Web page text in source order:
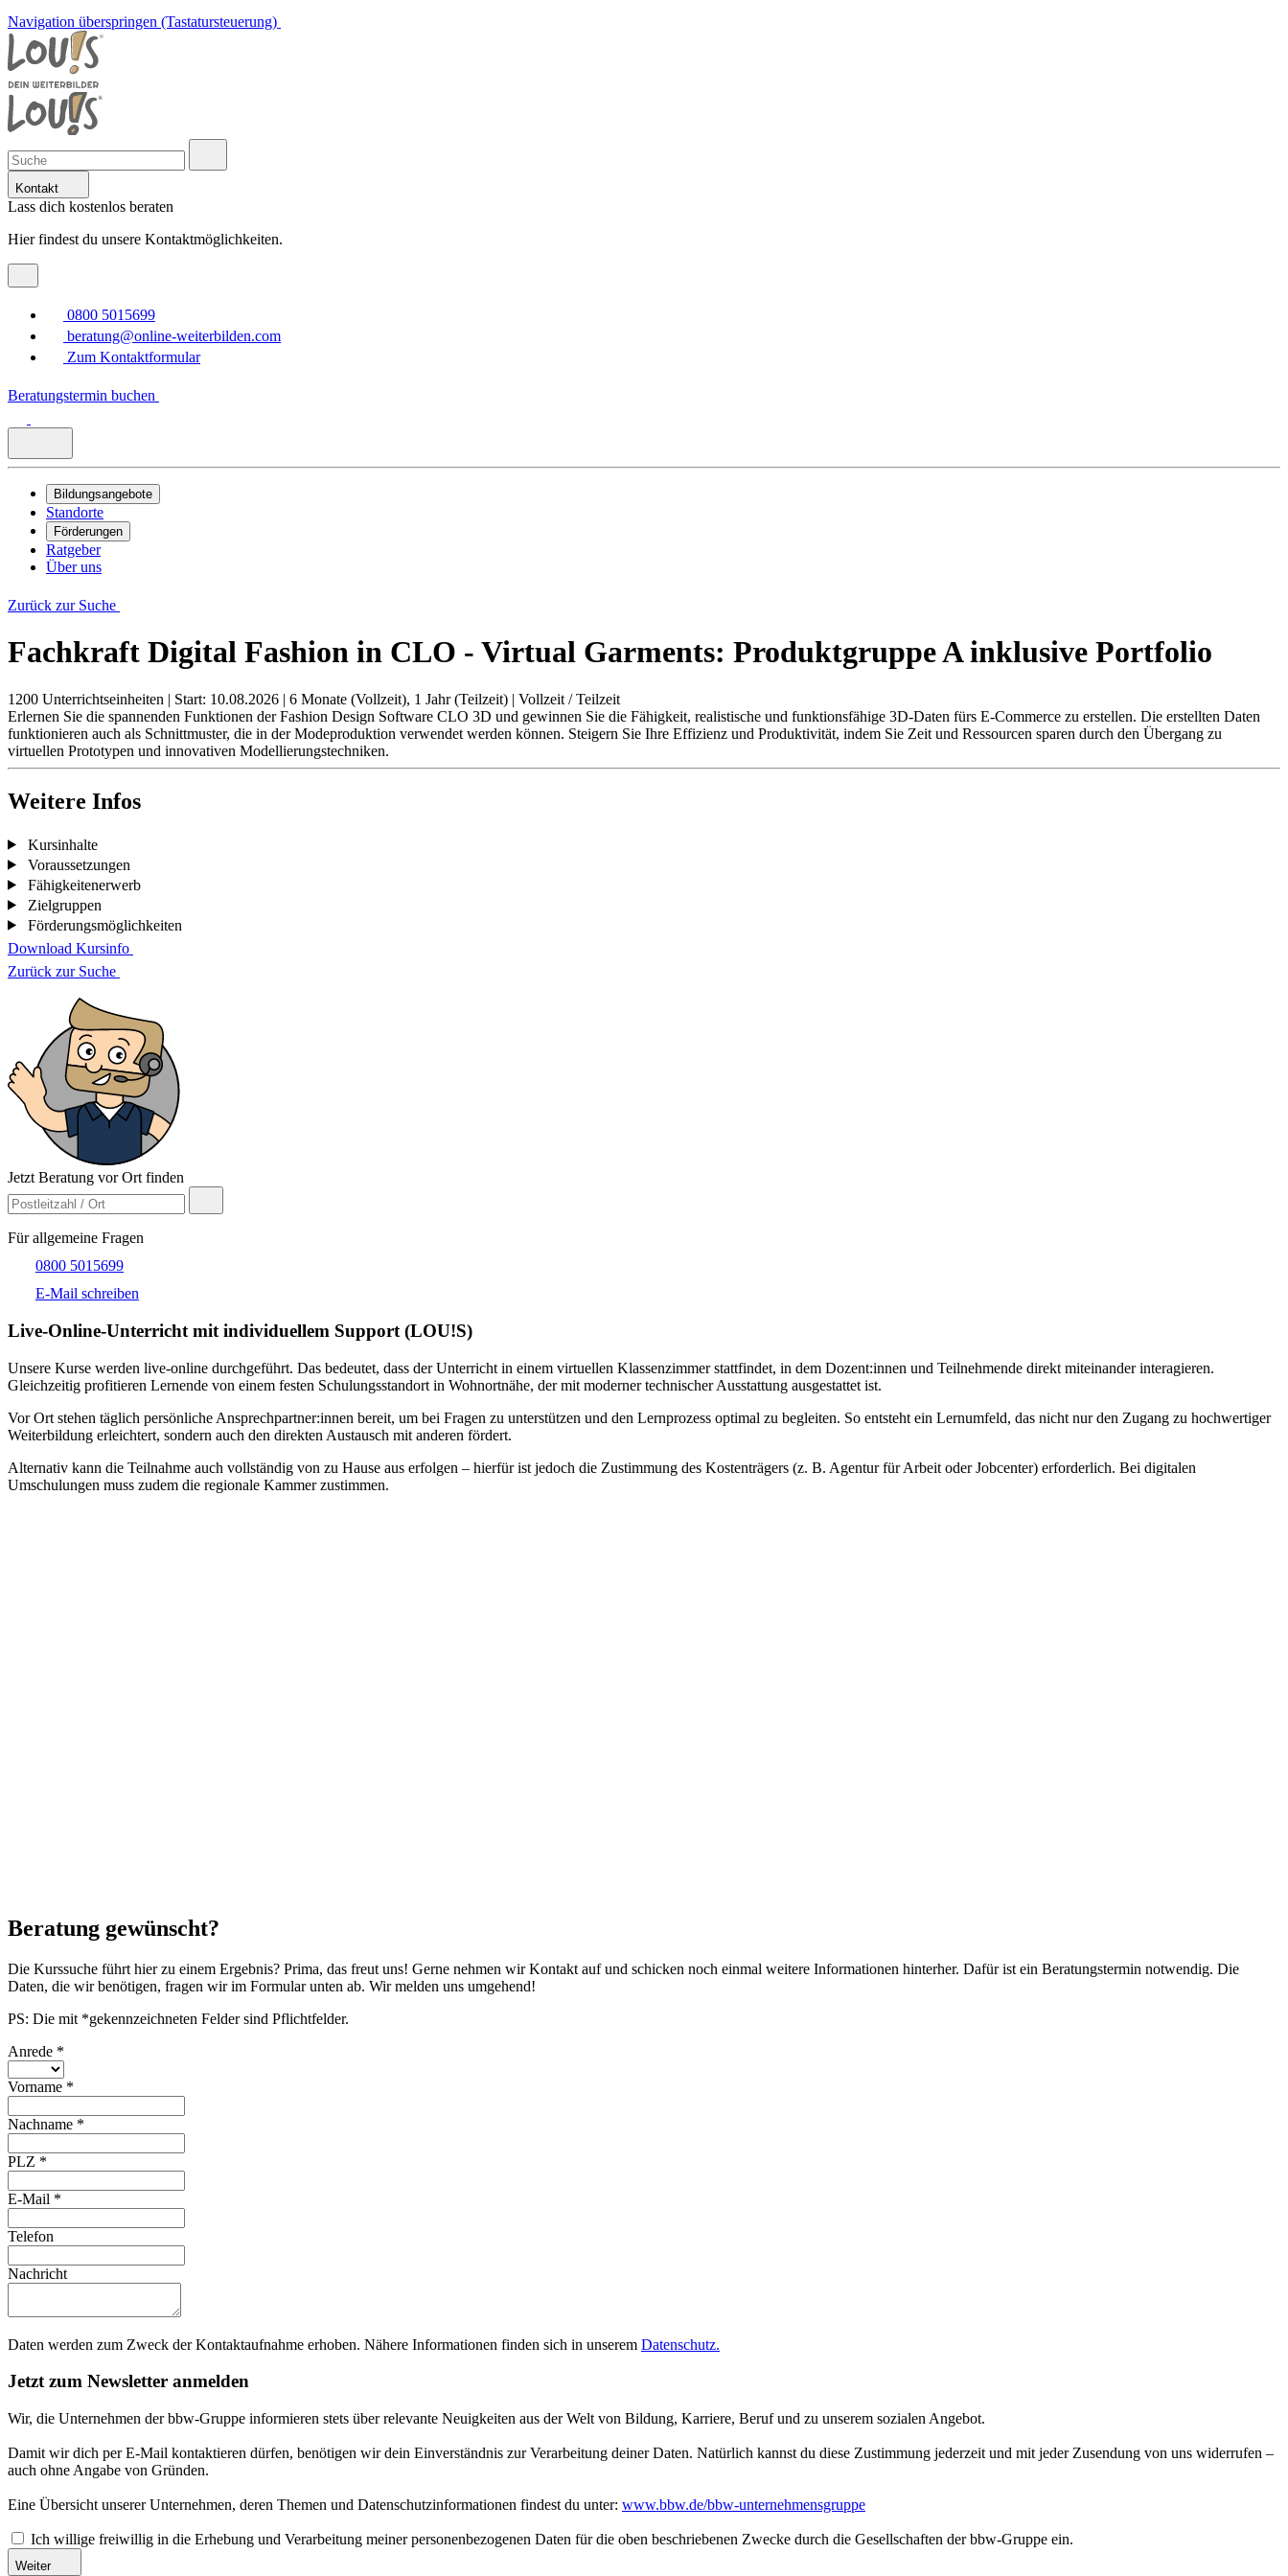
Navigation überspringen (Tastatursteuerung)
Kontakt
Lass dich kostenlos beraten
Hier findest du unsere Kontaktmöglichkeiten.
0800 5015699
beratung@online-weiterbilden.com
Zum Kontaktformular
Beratungstermin buchen
Bildungsangebote
Standorte
Förderungen
Ratgeber
Über uns
Zurück zur Suche
Fachkraft Digital Fashion in CLO - Virtual Garments: Produktgruppe A inklusive Portfolio
1200 Unterrichtseinheiten | Start: 10.08.2026 | 6 Monate (Vollzeit), 1 Jahr (Teilzeit) | Vollzeit / Teilzeit
Erlernen Sie die spannenden Funktionen der Fashion Design Software CLO 3D und gewinnen Sie die Fähigkeit, realistische und funktionsfähige 3D-Daten fürs E-Commerce zu erstellen. Die erstellten Daten
funktionieren auch als Schnittmuster, die in der Modeproduktion verwendet werden können. Steigern Sie Ihre Effizienz und Produktivität, indem Sie Zeit und Ressourcen sparen durch den Übergang zu
virtuellen Prototypen und innovativen Modellierungstechniken.
Weitere Infos
Kursinhalte
Voraussetzungen
Fähigkeitenerwerb
Zielgruppen
Förderungsmöglichkeiten
Download Kursinfo
Zurück zur Suche
Jetzt Beratung vor Ort finden
Für allgemeine Fragen
0800 5015699
E-Mail schreiben
Live-​Online-Unterricht mit individuellem Support (LOU!S)
Unsere Kurse werden live-online durchgeführt. Das bedeutet, dass der Unterricht in einem virtuellen Klassenzimmer stattfindet, in dem Dozent:innen und Teilnehmende direkt miteinander interagieren.
Gleichzeitig profitieren Lernende von einem festen Schulungsstandort in Wohnortnähe, der mit moderner technischer Ausstattung ausgestattet ist.
Vor Ort stehen täglich persönliche Ansprechpartner:innen bereit, um bei Fragen zu unterstützen und den Lernprozess optimal zu begleiten. So entsteht ein Lernumfeld, das nicht nur den Zugang zu hochwertiger
Weiterbildung erleichtert, sondern auch den direkten Austausch mit anderen fördert.
Alternativ kann die Teilnahme auch vollständig von zu Hause aus erfolgen – hierfür ist jedoch die Zustimmung des Kostenträgers (z. B. Agentur für Arbeit oder Jobcenter) erforderlich. Bei digitalen
Umschulungen muss zudem die regionale Kammer zustimmen.
Beratung gewünscht?
Die Kurssuche führt hier zu einem Ergebnis? Prima, das freut uns! Gerne nehmen wir Kontakt auf und schicken noch einmal weitere Informationen hinterher. Dafür ist ein Beratungstermin notwendig. Die
Daten, die wir benötigen, fragen wir im Formular unten ab. Wir melden uns umgehend!
PS: Die mit *gekennzeichneten Felder sind Pflichtfelder.
Anrede *
Vorname *
Nachname *
PLZ *
E-Mail *
Telefon
Nachricht
Daten werden zum Zweck der Kontaktaufnahme erhoben. Nähere Informationen finden sich in unserem Datenschutz.
Jetzt zum Newsletter anmelden
Wir, die Unternehmen der bbw-Gruppe informieren stets über relevante Neuigkeiten aus der Welt von Bildung, Karriere, Beruf und zu unserem sozialen Angebot.
Damit wir dich per E-Mail kontaktieren dürfen, benötigen wir dein Einverständnis zur Verarbeitung deiner Daten. Natürlich kannst du diese Zustimmung jederzeit und mit jeder Zusendung von uns widerrufen –
auch ohne Angabe von Gründen.
Eine Übersicht unserer Unternehmen, deren Themen und Datenschutzinformationen findest du unter: www.bbw.de/bbw-unternehmensgruppe
Ich willige freiwillig in die Erhebung und Verarbeitung meiner personenbezogenen Daten für die oben beschriebenen Zwecke durch die Gesellschaften der bbw-Gruppe ein.
Weiter